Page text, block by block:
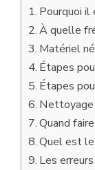
Pourquoi
À quelle
Matériel
Étapes
Étapes
Nettoyage
Quand
Quel est le
Les